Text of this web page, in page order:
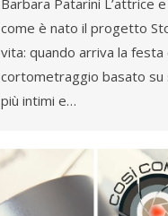
Barbara Patarini L’attrice
come è nato il progetto
vita: quando arriva la festa
cortometraggio basato
più intimi e…